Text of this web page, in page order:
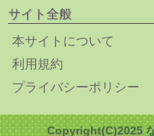
サイト全般
本サイトについて
利用規約
プライバシーポリシー
Copyright(C)2025